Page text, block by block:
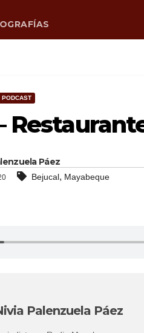
PODCAST
Páez
Bejucal, Mayabeque
Palenzuela Páez